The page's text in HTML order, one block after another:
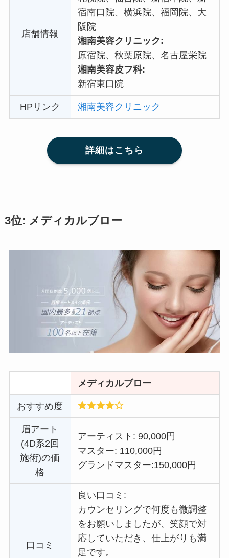
店舗情報
宿南口院、横浜院、福岡院、大
阪院
湘南美容クリニック:
原宿院、秋葉原院、名古屋栄院
湘南美容皮フ科:
新宿東口院
HPリンク 湘南美容クリニック
詳細はこちら
3位: メディカルブロー
メディカルブロー
おすすめ度
眉アート
(4D系2回
施術)の価
格
アーティスト: 90,000円
マスター: 110,000円
グランドマスター:150,000円
口コミ
良い口コミ:
カウンセリングで何度も微調整
をお願いしましたが、笑顔で対
応していただき、仕上がりも満
足です。